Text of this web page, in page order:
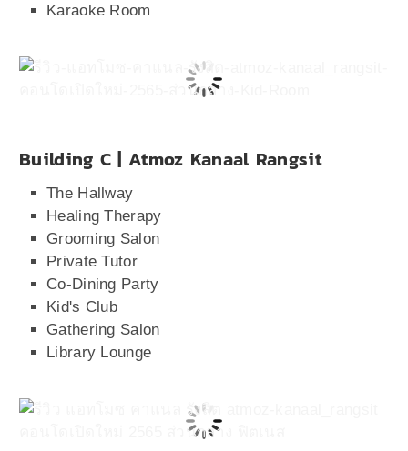
Karaoke Room
Building C | Atmoz Kanaal Rangsit
The Hallway
Healing Therapy
Grooming Salon
Private Tutor
Co-Dining Party
Kid's Club
Gathering Salon
Library Lounge